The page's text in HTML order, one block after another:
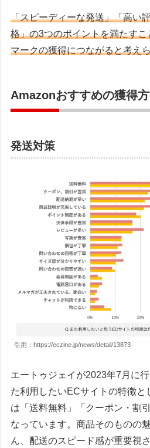
「スピーディーな発送」「高い
格」の3つのポイントを満たす
マークの獲得につながると考え
Amazonおすすめの獲得
発送対策
引用：https://eczine.jp/news/detail/13873
エートゥジェイが2023年7月に
た利用したいECサイトの特徴と
は「送料無料」「クーポン・割
なっています。商品そのものの
ん、配送のスピード感が重要視